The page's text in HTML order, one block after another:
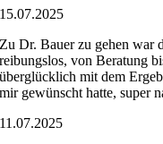
15.07.2025
Zu Dr. Bauer zu gehen war
reibungslos, von Beratung
überglücklich mit dem
mir gewünscht hatte, super
11.07.2025